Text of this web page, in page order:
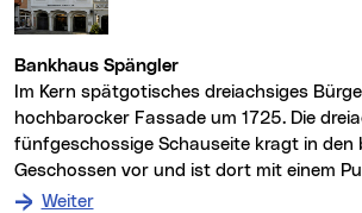
Bankhaus Spängler
Im Kern spätgotisches dreiachsiges
hochbarocker Fassade um 1725. Die
fünfgeschossige Schauseite kragt in den
Geschossen vor und ist dort mit einem
Weiter: zum Denkmal Bankhaus